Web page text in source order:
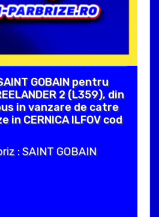
GOBAIN pentru
2 (L359), din
in vanzare de catre
in CERNICA ILFOV cod
: SAINT GOBAIN